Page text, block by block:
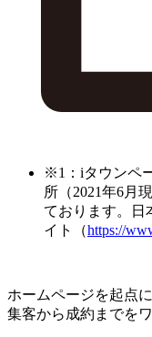
※1：iタウンペ
所（2021年6月
ております。日
イト（https://
ホームページを起点に
集客から成約までを